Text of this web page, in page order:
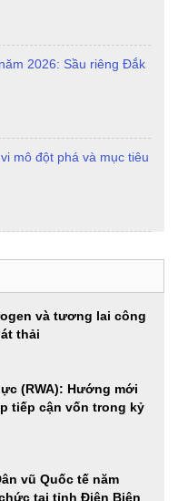
2026: Sầu riêng Đắk
mô đột phá và mục tiêu
pháp"
thông minh
kinh tế mới trong thời
và tương lai công
thải
(RWA): Hướng mới
tiếp cận vốn trong kỷ
vũ Quốc tế năm
tại tỉnh Điện Biên